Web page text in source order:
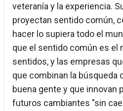
veteranía y la experiencia.
proyectan sentido común,
hacer lo supiera todo el
que el sentido común es el
sentidos, y las empresas
que combinan la búsqueda
buena gente y que innovan
futuros cambiantes "sin